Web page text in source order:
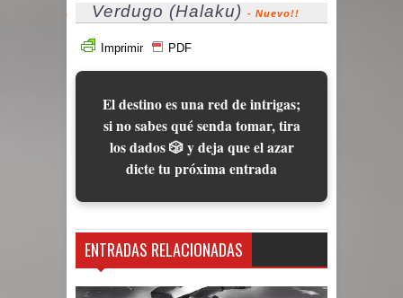
Verdugo (Halaku) - Nuevo!!
Imprimir PDF
El destino es una red de intrigas;
si no sabes qué senda tomar, tira
los dados 🎲 y deja que el azar
dicte tu próxima entrada
ENTRADAS RELACIONADAS